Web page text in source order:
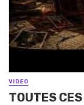
VIDEO
TOUTES CES